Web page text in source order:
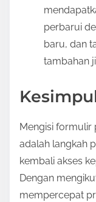
perbarui
baru, dan
tambahan
Mengisi formulir
adalah langkah
kembali akses
Dengan
mempercepat